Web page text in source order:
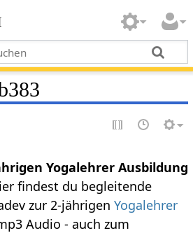
Yogalehrer Ausbildung
findest du begleitende
zur 2-jährigenYogalehrer
Audio - auch zum